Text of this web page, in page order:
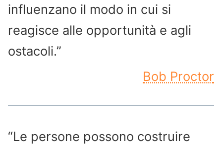
influenzano il modo in cui si
reagisce alle opportunità e agli
ostacoli.”
Bob Proctor
“Le persone possono costruire